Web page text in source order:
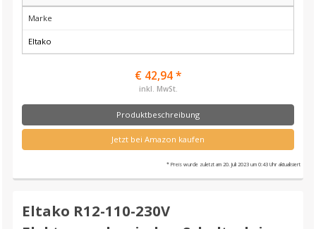
Marke
Eltako
€ 42,94 *
inkl. MwSt.
Produktbeschreibung
Jetzt bei Amazon kaufen
* Preis wurde zuletzt am 20. Juli 2023 um 0:43 Uhr aktualisiert
Eltako R12-110-230V